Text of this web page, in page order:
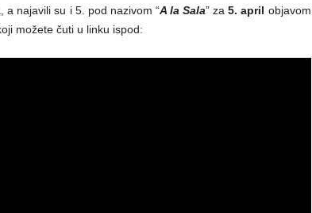
a najavili su i 5. pod nazivom “A la Sala” za5. april objavom
možete čuti u linku ispod: